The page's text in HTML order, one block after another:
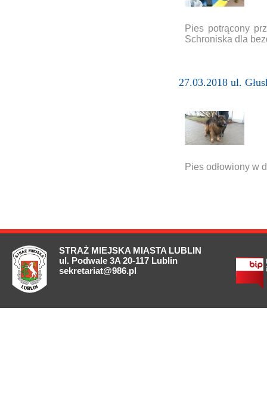
Pies potrącony
Schroniska dla
27.03.2018 ul.
Pies odłowiony w
STRAŻ MIEJSKA MIASTA LUBLIN
ul. Podwale 3A 20-117 Lublin
sekretariat@986.pl